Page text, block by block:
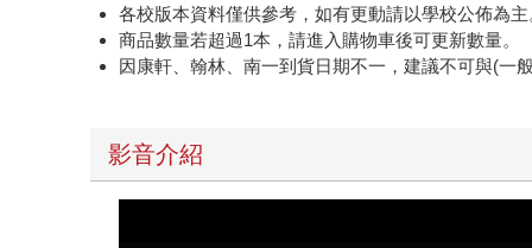
各校版本資料僅供參考，如有更動請以學校公佈為主
商品數量若超過1本，請進入購物車後可更新數量。
因康軒、翰林、南一到貨日期不一，建議不可與(一
影音介紹